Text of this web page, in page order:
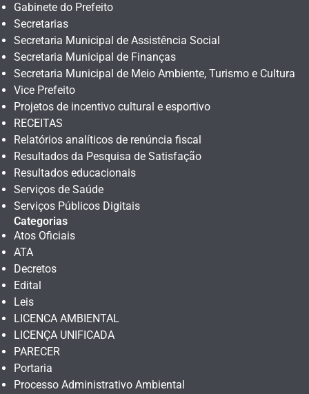
Gabinete do Prefeito
Secretarias
Secretaria Municipal de Assistência Social
Secretaria Municipal de Finanças
Secretaria Municipal de Meio Ambiente, Turismo e Cultura
Vice Prefeito
Projetos de incentivo cultural e esportivo
RECEITAS
Relatórios analíticos de renúncia fiscal
Resultados da Pesquisa de Satisfação
Resultados educacionais
Serviços de Saúde
Serviços Públicos Digitais
Categorias
Atos Oficiais
ATA
Decretos
Edital
Leis
LICENCA AMBIENTAL
LICENÇA UNIFICADA
PARECER
Portaria
Processo Administrativo Ambiental